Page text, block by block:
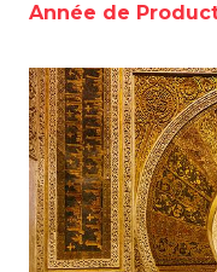
Année de